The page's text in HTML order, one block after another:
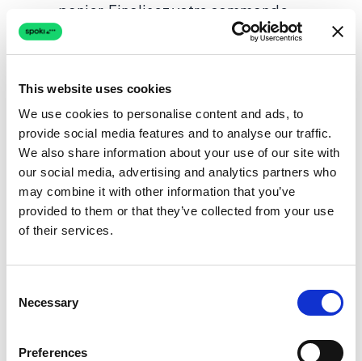
This website uses cookies
We use cookies to personalise content and ads, to
provide social media features and to analyse our traffic.
We also share information about your use of our site with
our social media, advertising and analytics partners who
may combine it with other information that you’ve
provided to them or that they’ve collected from your use
of their services.
Selection
Necessary
Preferences
panier. Finalisez votre commande
maintenant et obtenez 10 % de réduction
! 👉 [Lien vers le panier]"
Mises à jour et notifications de commande
:Tenez les clients informés à chaque étape.
Exemple de message WhatsApp :"Bonne
nouvelle, [Nom du client] ! Votre
commande n°[Numéro de commande] a
été expédiée et est en route ! Suivez-la ici
: [Lien de suivi]"
Promotions personnalisées et lancements
Stimulez les ventes avec des